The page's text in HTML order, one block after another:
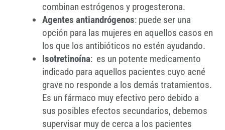
combinan estrógenos y progesterona.
Agentes antiandrógenos: puede ser una
opción para las mujeres en aquellos casos en
los que los antibióticos no estén ayudando.
Isotretinoína: es un potente medicamento
indicado para aquellos pacientes cuyo acné
grave no responde a los demás tratamientos.
Es un fármaco muy efectivo pero debido a
sus posibles efectos secundarios, debemos
supervisar muy de cerca a los pacientes